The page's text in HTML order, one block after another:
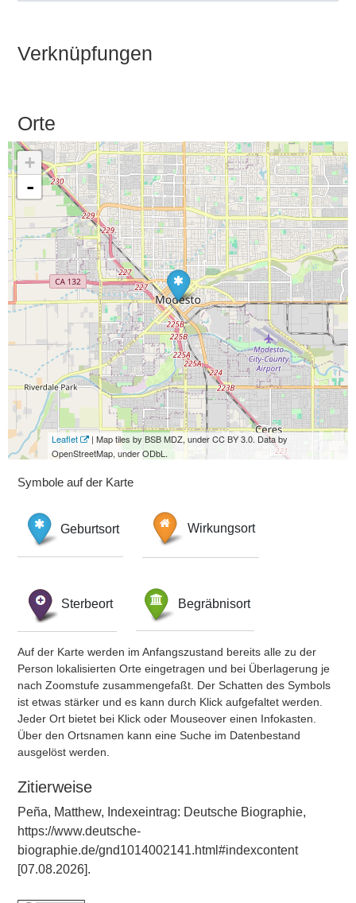
Verknüpfungen
Orte
+
-
Leaflet
| Map tiles by BSB MDZ, under CC BY 3.0. Data by
OpenStreetMap, under ODbL.
Symbole auf der Karte
Geburtsort Wirkungsort
Sterbeort Begräbnisort
Auf der Karte werden im Anfangszustand bereits alle zu der
Person lokalisierten Orte eingetragen und bei Überlagerung je
nach Zoomstufe zusammengefaßt. Der Schatten des Symbols
ist etwas stärker und es kann durch Klick aufgefaltet werden.
Jeder Ort bietet bei Klick oder Mouseover einen Infokasten.
Über den Ortsnamen kann eine Suche im Datenbestand
ausgelöst werden.
Zitierweise
Peña, Matthew, Indexeintrag: Deutsche Biographie,
https://www.deutsche-
biographie.de/gnd1014002141.html#indexcontent
[07.08.2026].